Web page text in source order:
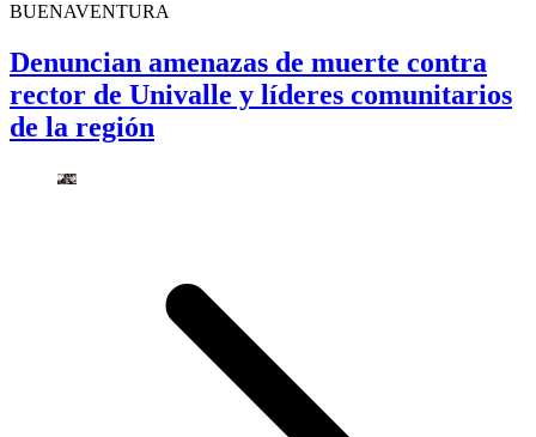
BUENAVENTURA
Denuncian amenazas de muerte contra
rector de Univalle y líderes comunitarios
de la región